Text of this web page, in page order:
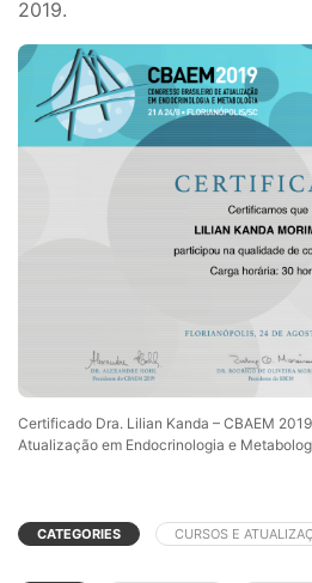
2019.
Certificado Dra. Lilian Kanda – CBAEM
Atualização em Endocrinologia e
CATEGORIES CURSOS E